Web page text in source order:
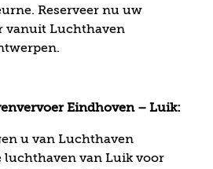
Reserveer nu uw
vanuit Luchthaven
Eindhoven – Luik:
u van Luchthaven
luchthaven van Luik voor